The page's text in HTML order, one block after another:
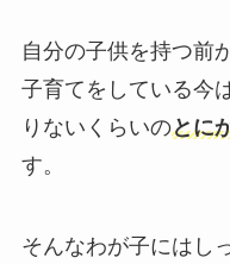
自分の子供を持つ前
子育てをしている今
りないくらいのとに
す。
そんなわが子にはし